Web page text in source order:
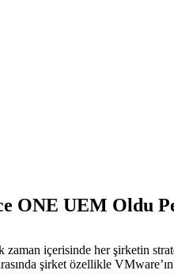
ONE UEM Oldu
içerisinde her şirketin
şirket özellikle